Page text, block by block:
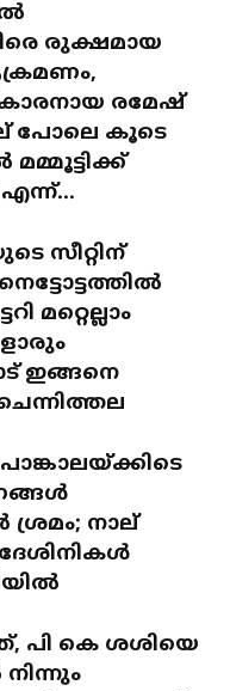
രുക്ഷമായ
രമേഷ്
പോലെ കൂടെ
സീറ്റിന്
മറ്റെല്ലാം
ഇങ്ങനെ
ശ്രമം; നാല്
പി കെ ശശിയെ